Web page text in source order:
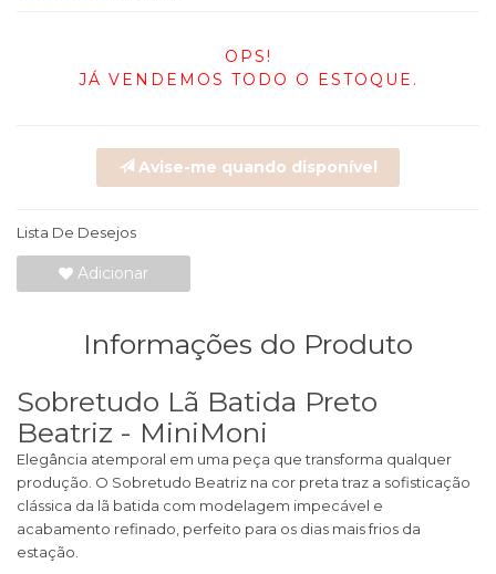
OPS!
JÁ VENDEMOS TODO O ESTOQUE.
Avise-me quando disponível
Lista De Desejos
Adicionar
Informações do Produto
Sobretudo Lã Batida Preto
Beatriz - MiniMoni
Elegância atemporal em uma peça que transforma qualquer
produção. O Sobretudo Beatriz na cor preta traz a sofisticação
clássica da lã batida com modelagem impecável e
acabamento refinado, perfeito para os dias mais frios da
estação.